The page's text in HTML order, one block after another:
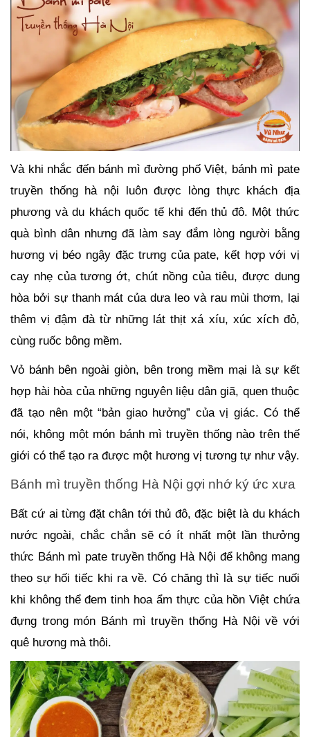
Và khi nhắc đến bánh mì đường phố Việt, bánh mì pate
truyền thống hà nội luôn được lòng thực khách địa
phương và du khách quốc tế khi đến thủ đô. Một thức
quà bình dân nhưng đã làm say đắm lòng người bằng
hương vị béo ngậy đặc trưng của pate, kết hợp với vị
cay nhẹ của tương ớt, chút nồng của tiêu, được dung
hòa bởi sự thanh mát của dưa leo và rau mùi thơm, lại
thêm vị đậm đà từ những lát thịt xá xíu, xúc xích đỏ,
cùng ruốc bông mềm.
Vỏ bánh bên ngoài giòn, bên trong mềm mại là sự kết
hợp hài hòa của những nguyên liệu dân giã, quen thuộc
đã tạo nên một “bản giao hưởng” của vị giác. Có thể
nói, không một món bánh mì truyền thống nào trên thế
giới có thể tạo ra được một hương vị tương tự như vậy.
Bánh mì truyền thống Hà Nội gợi nhớ ký ức xưa
Bất cứ ai từng đặt chân tới thủ đô, đặc biệt là du khách
nước ngoài, chắc chắn sẽ có ít nhất một lần thưởng
thức Bánh mì pate truyền thống Hà Nội để không mang
theo sự hối tiếc khi ra về. Có chăng thì là sự tiếc nuối
khi không thể đem tinh hoa ẩm thực của hồn Việt chứa
đựng trong món Bánh mì truyền thống Hà Nội về với
quê hương mà thôi.